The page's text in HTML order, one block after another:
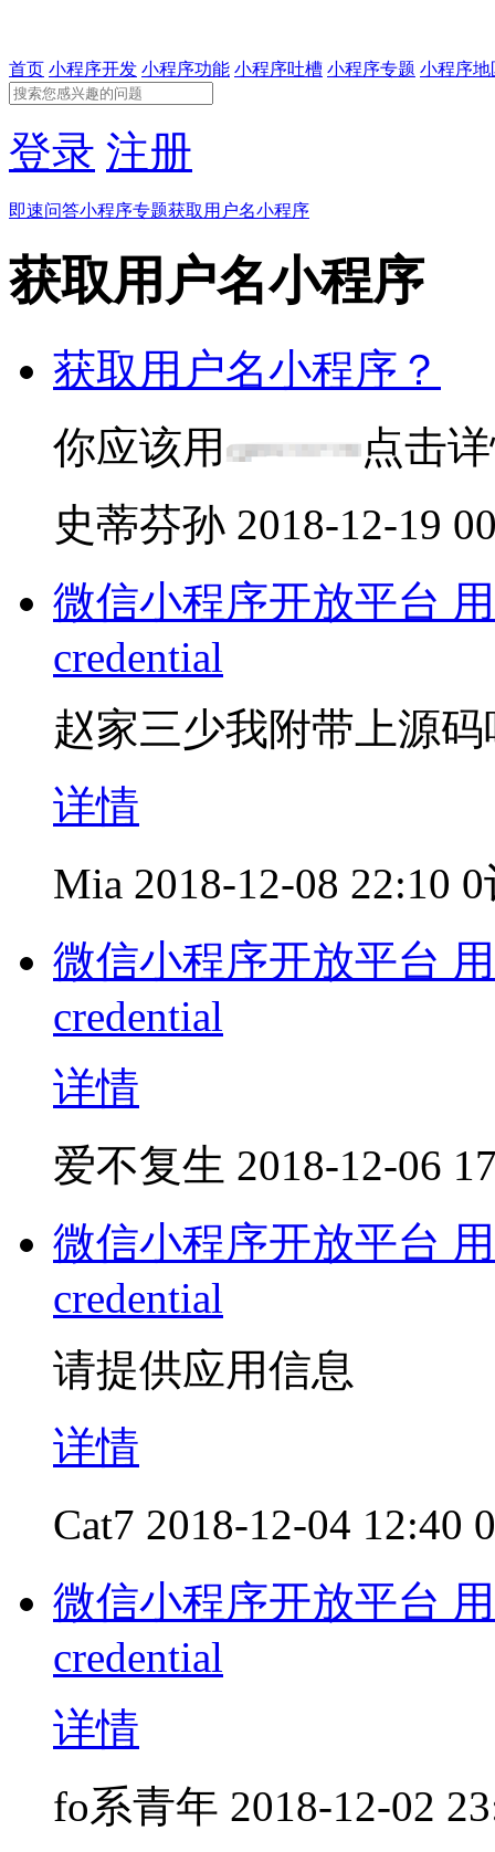
首页 小程序开发 小程序功能 小程序吐槽 小程序专题 小程序地
登录 注册
即速问答小程序专题获取用户名小程序
获取用户名小程序
获取用户名小程序？
你应该用
点击
史蒂芬孙 2018-12-19
微信小程序开放平台
credential
赵家三少我附带上源码
详情
Mia 2018-12-08 22:10
微信小程序开放平台
credential
详情
爱不复生 2018-12-06
微信小程序开放平台
credential
请提供应用信息
详情
Cat7 2018-12-04 12:40
微信小程序开放平台
credential
详情
fo系青年 2018-12-02